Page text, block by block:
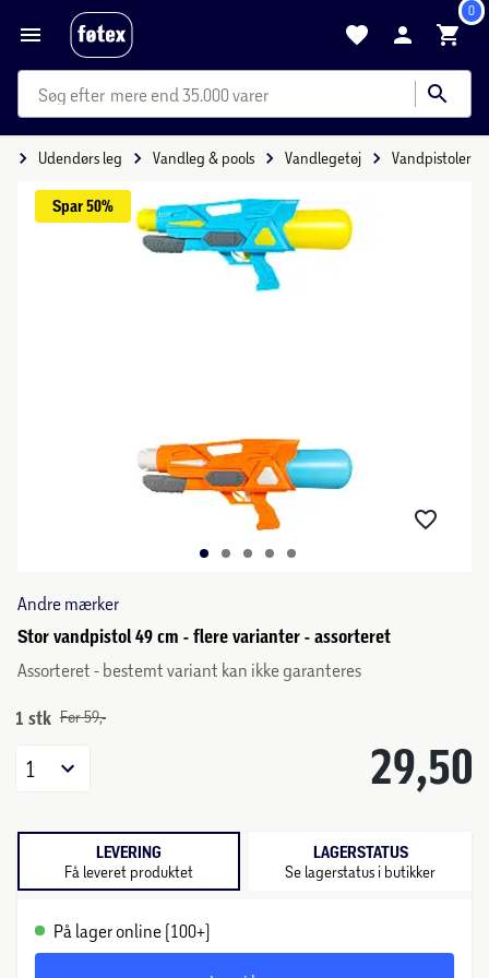
0
mere end 35.000 varer
Udendørs leg Vandleg & pools Vandlegetøj Vandpistoler
Spar 50%
Andre mærker
Stor vandpistol 49 cm - flere varianter - assorteret
Assorteret - bestemt variant kan ikke garanteres
1 stk Før 59,-
29,50
1
LEVERING
Få leveret produktet
LAGERSTATUS
Se lagerstatus i butikker
På lager online (100+)